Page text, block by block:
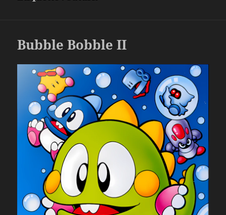
Bubble Bobble II